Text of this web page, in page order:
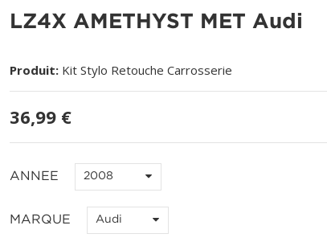
LZ4X AMETHYST MET Audi
Produit: Kit Stylo Retouche Carrosserie
36,99 €
ANNEE 2008
MARQUE Audi